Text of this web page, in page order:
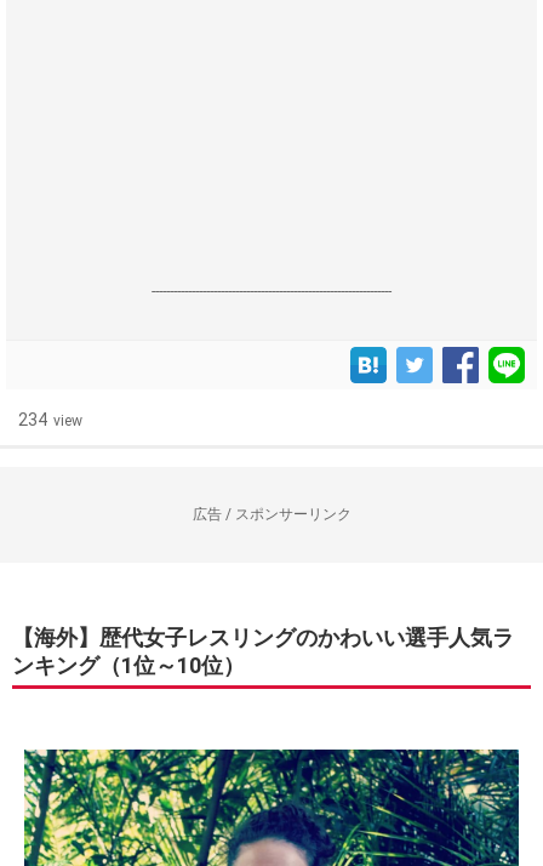
------------------------------------------------------------------
234 view
広告 / スポンサーリンク
【海外】歴代女子レスリングのかわいい選手人気ラ
ンキング（1位～10位）